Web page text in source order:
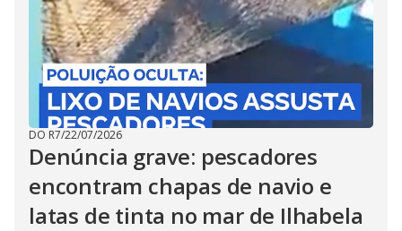
DO R7/22/07/2026
Denúncia grave: pescadores
encontram chapas de navio e
latas de tinta no mar de Ilhabela